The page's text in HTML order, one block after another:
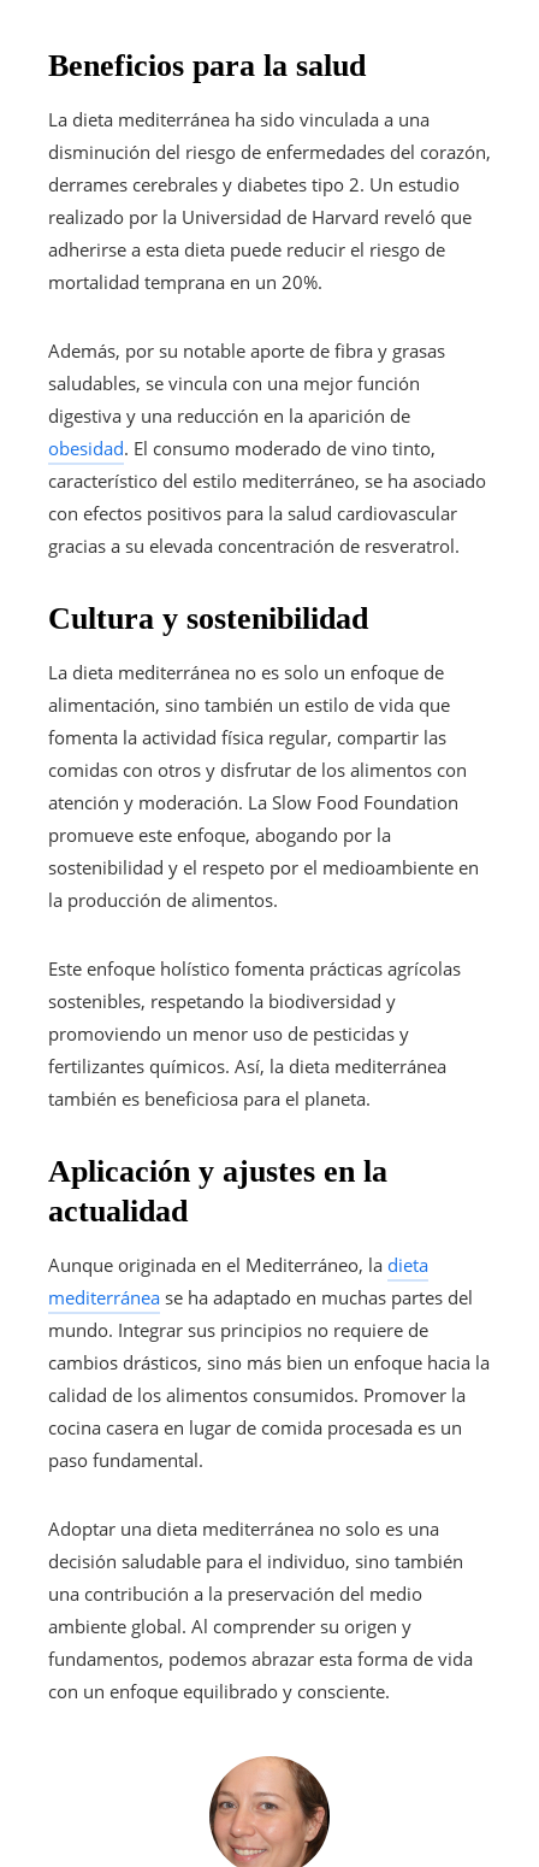
Beneficios para la salud
La dieta mediterránea ha sido vinculada a una
disminución del riesgo de enfermedades del corazón,
derrames cerebrales y diabetes tipo 2. Un estudio
realizado por la Universidad de Harvard reveló que
adherirse a esta dieta puede reducir el riesgo de
mortalidad temprana en un 20%.
Además, por su notable aporte de fibra y grasas
saludables, se vincula con una mejor función
digestiva y una reducción en la aparición de
obesidad. El consumo moderado de vino tinto,
característico del estilo mediterráneo, se ha asociado
con efectos positivos para la salud cardiovascular
gracias a su elevada concentración de resveratrol.
Cultura y sostenibilidad
La dieta mediterránea no es solo un enfoque de
alimentación, sino también un estilo de vida que
fomenta la actividad física regular, compartir las
comidas con otros y disfrutar de los alimentos con
atención y moderación. La Slow Food Foundation
promueve este enfoque, abogando por la
sostenibilidad y el respeto por el medioambiente en
la producción de alimentos.
Este enfoque holístico fomenta prácticas agrícolas
sostenibles, respetando la biodiversidad y
promoviendo un menor uso de pesticidas y
fertilizantes químicos. Así, la dieta mediterránea
también es beneficiosa para el planeta.
Aplicación y ajustes en la
actualidad
Aunque originada en el Mediterráneo, la dieta
mediterránea se ha adaptado en muchas partes del
mundo. Integrar sus principios no requiere de
cambios drásticos, sino más bien un enfoque hacia la
calidad de los alimentos consumidos. Promover la
cocina casera en lugar de comida procesada es un
paso fundamental.
Adoptar una dieta mediterránea no solo es una
decisión saludable para el individuo, sino también
una contribución a la preservación del medio
ambiente global. Al comprender su origen y
fundamentos, podemos abrazar esta forma de vida
con un enfoque equilibrado y consciente.